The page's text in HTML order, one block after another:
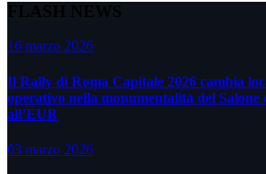
FLASH NEWS
16 marzo 2026
Il Rally di Roma Capitale 2026 cambia
operativo nella monumentalità del Salone
all’EUR
03 marzo 2026